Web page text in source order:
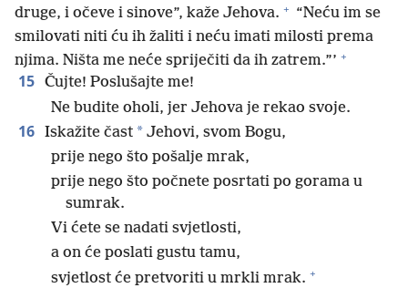
druge, i očeve i sinove”, kaže Jehova. + “Neću im se
smilovati niti ću ih žaliti i neću imati milosti prema
njima. Ništa me neće spriječiti da ih zatrem.”’ +
15 Čujte! Poslušajte me!
Ne budite oholi, jer Jehova je rekao svoje.
16 Iskažite čast * Jehovi, svom Bogu,
prije nego što pošalje mrak,
prije nego što počnete posrtati po gorama u
sumrak.
Vi ćete se nadati svjetlosti,
a on će poslati gustu tamu,
svjetlost će pretvoriti u mrkli mrak. +